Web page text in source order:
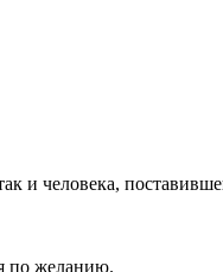
и человека,
по желанию.